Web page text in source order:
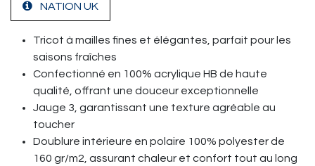
NATION UK
Tricot à mailles fines et élégantes, parfait pour les
saisons fraîches
Confectionné en 100% acrylique HB de haute
qualité, offrant une douceur exceptionnelle
Jauge 3, garantissant une texture agréable au
toucher
Doublure intérieure en polaire 100% polyester de
160 gr/m2, assurant chaleur et confort tout au long